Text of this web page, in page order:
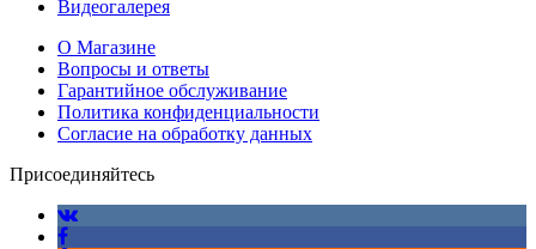
Видеогалерея
О Магазине
Вопросы и ответы
Гарантийное обслуживание
Политика конфиденциальности
Согласие на обработку данных
Присоединяйтесь